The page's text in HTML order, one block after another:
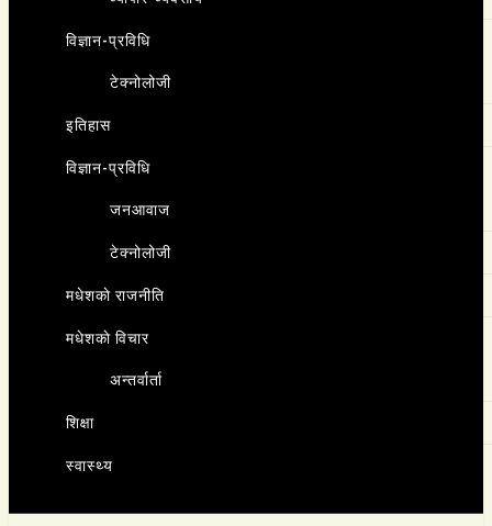
विज्ञान-प्रविधि
टेक्नोलोजी
इतिहास
विज्ञान-प्रविधि
जनआवाज
टेक्नोलोजी
मधेशकाे राजनीति
मधेशकाे विचार
अन्तर्वार्ता
शिक्षा
स्वास्थ्य